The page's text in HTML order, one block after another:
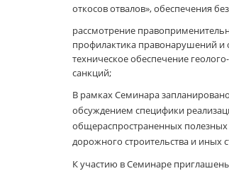
откосов отвалов», обеспечения
рассмотрение
профилактика правонарушений
техническое обеспечение
санкций;
В рамках Семинара
обсуждением специфики
общераспространенных полезных
дорожного строительства и иных
К участию в Семинаре